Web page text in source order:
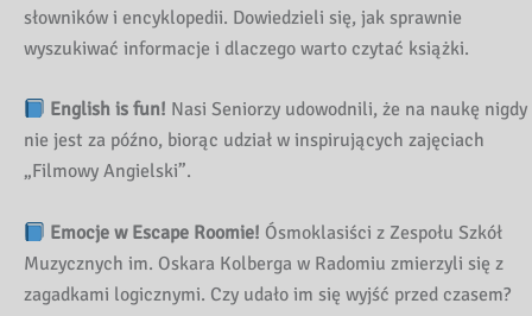
słowników i encyklopedii. Dowiedzieli się, jak sprawnie
wyszukiwać informacje i dlaczego warto czytać książki.
English is fun! Nasi Seniorzy udowodnili, że na naukę nigdy
nie jest za późno, biorąc udział w inspirujących zajęciach
„Filmowy Angielski”.
Emocje w Escape Roomie! Ósmoklasiści z Zespołu Szkół
Muzycznych im. Oskara Kolberga w Radomiu zmierzyli się z
zagadkami logicznymi. Czy udało im się wyjść przed czasem?